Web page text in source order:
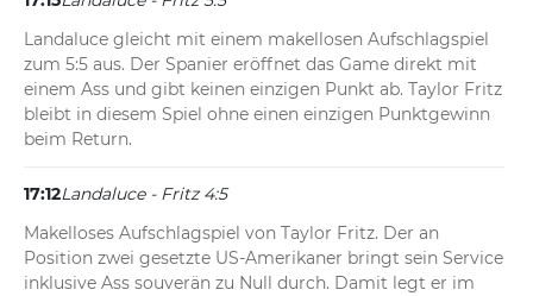
Landaluce gleicht mit einem makellosen Aufschlagspiel
zum 5:5 aus. Der Spanier eröffnet das Game direkt mit
einem Ass und gibt keinen einzigen Punkt ab. Taylor Fritz
bleibt in diesem Spiel ohne einen einzigen Punktgewinn
beim Return.
17:12Landaluce - Fritz 4:5
Makelloses Aufschlagspiel von Taylor Fritz. Der an
Position zwei gesetzte US-Amerikaner bringt sein Service
inklusive Ass souverän zu Null durch. Damit legt er im